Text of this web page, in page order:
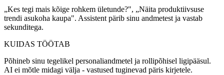
„Kes tegi mais kõige rohkem ületunde?", „Näita produktiivsuse
trendi asukoha kaupa". Assistent pärib sinu andmetest ja vastab
sekunditega.
KUIDAS TÖÖTAB
Põhineb sinu tegelikel personaliandmetel ja rollipõhisel ligipääsul.
AI ei mõtle midagi välja - vastused tuginevad päris kirjetele.